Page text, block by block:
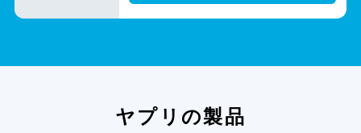
ヤプリの製品